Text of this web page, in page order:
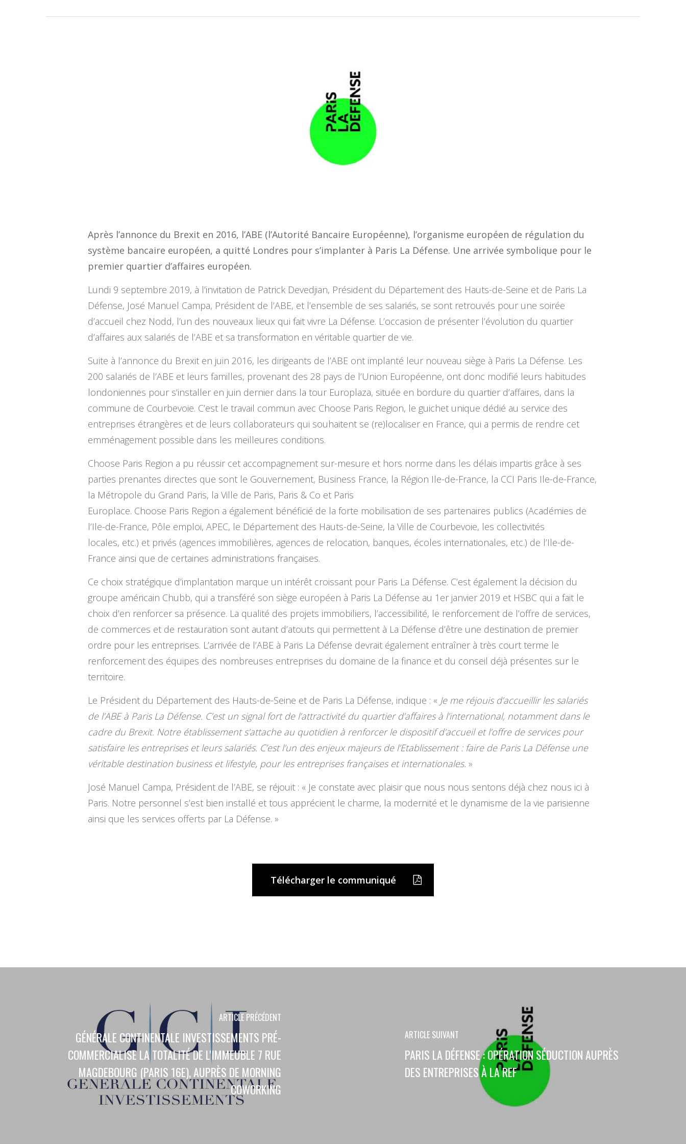
Après l’annonce du Brexit en 2016, l’ABE (l’Autorité Bancaire Européenne), l’organisme européen de régulation du
système bancaire européen, a quitté Londres pour s’implanter à Paris La Défense. Une arrivée symbolique pour le
premier quartier d’affaires européen.
Lundi 9 septembre 2019, à l’invitation de Patrick Devedjian, Président du Département des Hauts-de-Seine et de Paris La
Défense, José Manuel Campa, Président de l’ABE, et l’ensemble de ses salariés, se sont retrouvés pour une soirée
d’accueil chez Nodd, l’un des nouveaux lieux qui fait vivre La Défense. L’occasion de présenter l’évolution du quartier
d’affaires aux salariés de l’ABE et sa transformation en véritable quartier de vie.
Suite à l’annonce du Brexit en juin 2016, les dirigeants de l’ABE ont implanté leur nouveau siège à Paris La Défense. Les
200 salariés de l’ABE et leurs familles, provenant des 28 pays de l’Union Européenne, ont donc modifié leurs habitudes
londoniennes pour s’installer en juin dernier dans la tour Europlaza, située en bordure du quartier d’affaires, dans la
commune de Courbevoie. C’est le travail commun avec Choose Paris Region, le guichet unique dédié au service des
entreprises étrangères et de leurs collaborateurs qui souhaitent se (re)localiser en France, qui a permis de rendre cet
emménagement possible dans les meilleures conditions.
Choose Paris Region a pu réussir cet accompagnement sur-mesure et hors norme dans les délais impartis grâce à ses
parties prenantes directes que sont le Gouvernement, Business France, la Région Ile-de-France, la CCI Paris Ile-de-France,
la Métropole du Grand Paris, la Ville de Paris, Paris & Co et Paris
Europlace. Choose Paris Region a également bénéficié de la forte mobilisation de ses partenaires publics (Académies de
l’Ile-de-France, Pôle emploi, APEC, le Département des Hauts-de-Seine, la Ville de Courbevoie, les collectivités
locales, etc.) et privés (agences immobilières, agences de relocation, banques, écoles internationales, etc.) de l’Ile-de-
France ainsi que de certaines administrations françaises.
Ce choix stratégique d’implantation marque un intérêt croissant pour Paris La Défense. C’est également la décision du
groupe américain Chubb, qui a transféré son siège européen à Paris La Défense au 1er janvier 2019 et HSBC qui a fait le
choix d’en renforcer sa présence. La qualité des projets immobiliers, l’accessibilité, le renforcement de l’offre de services,
de commerces et de restauration sont autant d’atouts qui permettent à La Défense d’être une destination de premier
ordre pour les entreprises. L’arrivée de l’ABE à Paris La Défense devrait également entraîner à très court terme le
renforcement des équipes des nombreuses entreprises du domaine de la finance et du conseil déjà présentes sur le
territoire.
Le Président du Département des Hauts-de-Seine et de Paris La Défense, indique : « Je me réjouis d’accueillir les salariés
de l’ABE à Paris La Défense. C’est un signal fort de l’attractivité du quartier d’affaires à l’international, notamment dans le
cadre du Brexit. Notre établissement s’attache au quotidien à renforcer le dispositif d’accueil et l’offre de services pour
satisfaire les entreprises et leurs salariés. C’est l’un des enjeux majeurs de l’Etablissement : faire de Paris La Défense une
véritable destination business et lifestyle, pour les entreprises françaises et internationales. »
José Manuel Campa, Président de l’ABE, se réjouit : « Je constate avec plaisir que nous nous sentons déjà chez nous ici à
Paris. Notre personnel s’est bien installé et tous apprécient le charme, la modernité et le dynamisme de la vie parisienne
ainsi que les services offerts par La Défense. »
Télécharger le communiqué
ARTICLE PRÉCÉDENT
GÉNÉRALE CONTINENTALE INVESTISSEMENTS PRÉ-
COMMERCIALISE LA TOTALITÉ DE L'IMMEUBLE 7 RUE
MAGDEBOURG (PARIS 16E), AUPRÈS DE MORNING
COWORKING
ARTICLE SUIVANT
PARIS LA DÉFENSE : OPÉRATION SÉDUCTION AUPRÈS
DES ENTREPRISES À LA REF